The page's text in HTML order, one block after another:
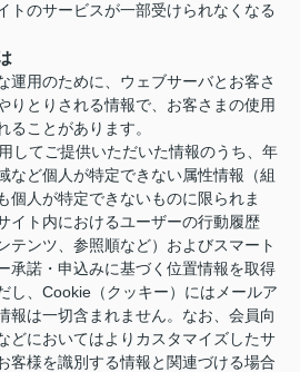
トのサービスが一部受けられなくなる
運用のために、ウェブサーバとお客さ
りとりされる情報で、お客さまの使用
ることがあります。
してご提供いただいた情報のうち、年
など個人が特定できない属性情報（組
個人が特定できないものに限られま
イト内におけるユーザーの行動履歴
テンツ、参照順など）およびスマート
承諾・申込みに基づく位置情報を取得
し、Cookie（クッキー）にはメールア
報は一切含まれません。なお、会員向
どにおいてはよりカスタマイズしたサ
客様を識別する情報と関連づける場合